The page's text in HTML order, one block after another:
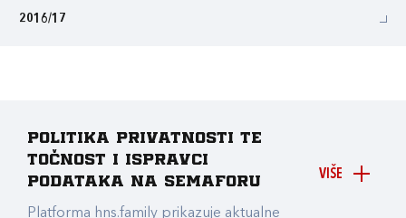
2016/17
VIŠE
Politika privatnosti te
točnost i ispravci
podataka na Semaforu
Platforma hns.family prikazuje aktualne